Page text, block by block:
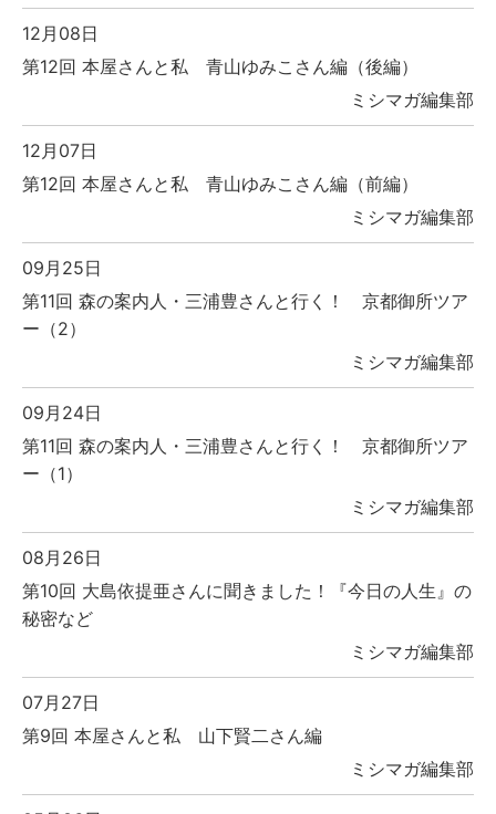
12月08日
第12回 本屋さんと私 青山ゆみこさん編（後編）
ミシマガ編集部
12月07日
第12回 本屋さんと私 青山ゆみこさん編（前編）
ミシマガ編集部
09月25日
第11回 森の案内人・三浦豊さんと行く！ 京都御所ツア
ー（2）
ミシマガ編集部
09月24日
第11回 森の案内人・三浦豊さんと行く！ 京都御所ツア
ー（1）
ミシマガ編集部
08月26日
第10回 大島依提亜さんに聞きました！『今日の人生』の
秘密など
ミシマガ編集部
07月27日
第9回 本屋さんと私 山下賢二さん編
ミシマガ編集部